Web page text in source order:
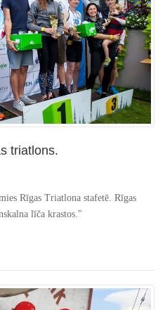
triatlons.
Rīgas Triatlona stafetē. Rīgas
līča krastos."